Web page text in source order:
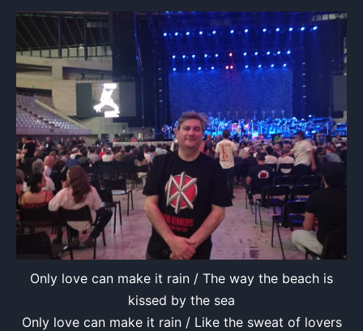
Only love can make it rain / The way the beach is
kissed by the sea
Only love can make it rain / Like the sweat of lovers